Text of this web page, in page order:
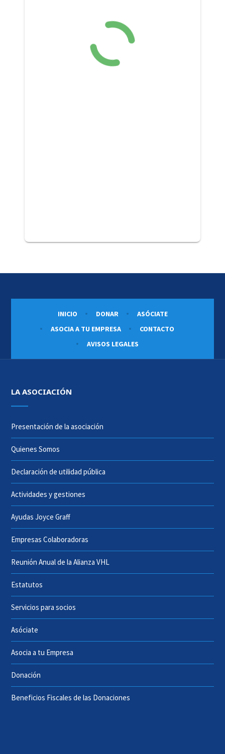
INICIO DONAR
ASÓCIATE
ASOCIA A TU EMPRESA
CONTACTO
AVISOS LEGALES
LA ASOCIACIÓN
Presentación de la asociación
Quienes Somos
Declaración de utilidad pública
Actividades y gestiones
Ayudas Joyce Graff
Empresas Colaboradoras
Reunión Anual de la Alianza VHL
Estatutos
Servicios para socios
Asóciate
Asocia a tu Empresa
Donación
Beneficios Fiscales de las Donaciones